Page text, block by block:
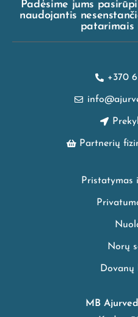
Padėsime jums
naudojantis
patarimais
+370
Partnerių
Pristatymas
Norų
Dovanų
MB